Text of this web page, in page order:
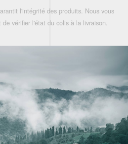
l'intégrité des produits. Nous vous
vérifier l'état du colis à la livraison.